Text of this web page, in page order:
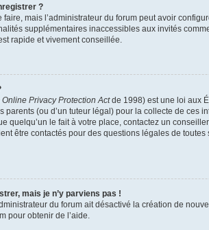
?
faire, mais l’administrateur du forum peut avoir
supplémentaires inaccessibles aux invités
rapide et vivement conseillée.
Online Privacy Protection Actde 1998) est une loi aux
parents (ou d’un tuteur légal) pour la collecte de ces
quelqu’un le fait à votre place, contactez un
être contactés pour des questions légales de
mais je n’y parviens pas !
du forum ait désactivé la création de
pour obtenir de l’aide.